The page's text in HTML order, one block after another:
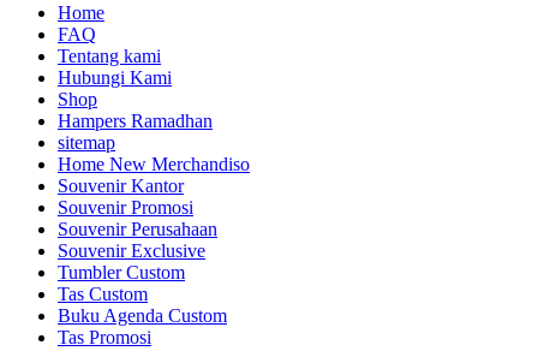
Home
FAQ
Tentang kami
Hubungi Kami
Shop
Hampers Ramadhan
sitemap
Home New Merchandiso
Souvenir Kantor
Souvenir Promosi
Souvenir Perusahaan
Souvenir Exclusive
Tumbler Custom
Tas Custom
Buku Agenda Custom
Tas Promosi